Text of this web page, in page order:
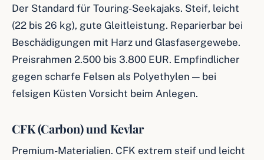
Der Standard für Touring-Seekajaks. Steif, leicht
(22 bis 26 kg), gute Gleitleistung. Reparierbar bei
Beschädigungen mit Harz und Glasfasergewebe.
Preisrahmen 2.500 bis 3.800 EUR. Empfindlicher
gegen scharfe Felsen als Polyethylen — bei
felsigen Küsten Vorsicht beim Anlegen.
CFK (Carbon) und Kevlar
Premium-Materialien. CFK extrem steif und leicht